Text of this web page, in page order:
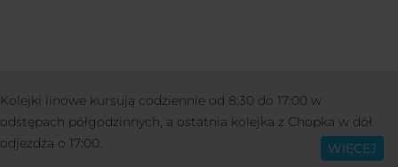
Polski
OŚRODEK INFORMACJE
Kolejki linowe kursują codziennie od 8:30 do 17:00 w
odstępach półgodzinnych, a ostatnia kolejka z Chopka w dół
odjeżdża o 17:00.
WIĘCEJ